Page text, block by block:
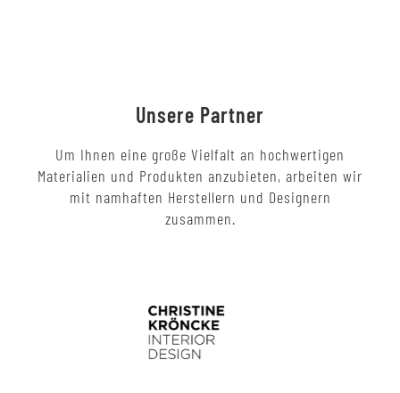
Unsere Partner
Um Ihnen eine große Vielfalt an hochwertigen
Materialien und Produkten anzubieten, arbeiten wir
mit namhaften Herstellern und Designern
zusammen.